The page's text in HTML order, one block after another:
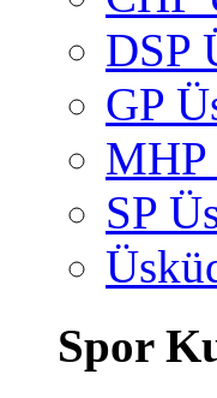
DSP
GP
MHP
SP
Spor